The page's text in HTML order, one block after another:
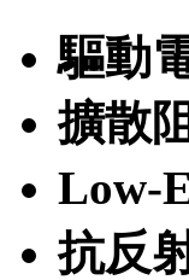
驅動
擴散
Low-
抗反